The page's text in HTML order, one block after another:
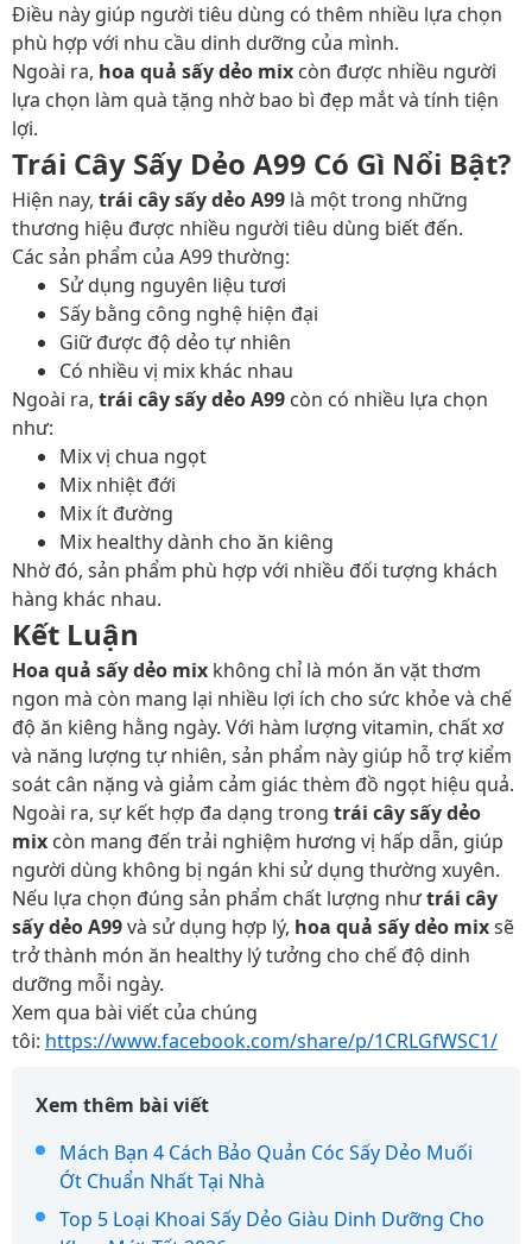
Điều này giúp người tiêu dùng có thêm nhiều lựa chọn
phù hợp với nhu cầu dinh dưỡng của mình.
Ngoài ra, hoa quả sấy dẻo mix còn được nhiều người
lựa chọn làm quà tặng nhờ bao bì đẹp mắt và tính tiện
lợi.
Trái Cây Sấy Dẻo A99 Có Gì Nổi Bật?
Hiện nay, trái cây sấy dẻo A99 là một trong những
thương hiệu được nhiều người tiêu dùng biết đến.
Các sản phẩm của A99 thường:
Sử dụng nguyên liệu tươi
Sấy bằng công nghệ hiện đại
Giữ được độ dẻo tự nhiên
Có nhiều vị mix khác nhau
Ngoài ra, trái cây sấy dẻo A99 còn có nhiều lựa chọn
như:
Mix vị chua ngọt
Mix nhiệt đới
Mix ít đường
Mix healthy dành cho ăn kiêng
Nhờ đó, sản phẩm phù hợp với nhiều đối tượng khách
hàng khác nhau.
Kết Luận
Hoa quả sấy dẻo mix không chỉ là món ăn vặt thơm
ngon mà còn mang lại nhiều lợi ích cho sức khỏe và chế
độ ăn kiêng hằng ngày. Với hàm lượng vitamin, chất xơ
và năng lượng tự nhiên, sản phẩm này giúp hỗ trợ kiểm
soát cân nặng và giảm cảm giác thèm đồ ngọt hiệu quả.
Ngoài ra, sự kết hợp đa dạng trong trái cây sấy dẻo
mix còn mang đến trải nghiệm hương vị hấp dẫn, giúp
người dùng không bị ngán khi sử dụng thường xuyên.
Nếu lựa chọn đúng sản phẩm chất lượng nhưtrái cây
sấy dẻo A99và sử dụng hợp lý, hoa quả sấy dẻo mixsẽ
trở thành món ăn healthy lý tưởng cho chế độ dinh
dưỡng mỗi ngày.
Xem qua bài viết của chúng
tôi: https://www.facebook.com/share/p/1CRLGfWSC1/
Xem thêm bài viết
Mách Bạn 4 Cách Bảo Quản Cóc Sấy Dẻo Muối
Ớt Chuẩn Nhất Tại Nhà
Top 5 Loại Khoai Sấy Dẻo Giàu Dinh Dưỡng Cho